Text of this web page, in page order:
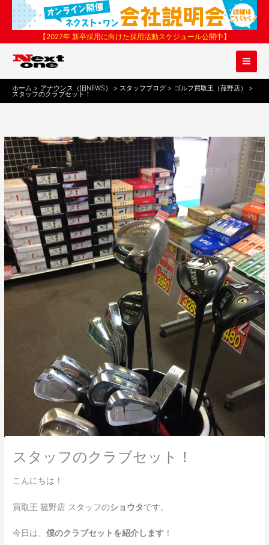
ス
【2027年 新卒採用に向けた採用活動スケジュール公開中】
ホーム アナウンス（旧NEWS） スタッフブログ ゴルフ買取王（菰野店）
スタッフのクラブセット！
スタッフのクラブセット！
こんにちは！
買取王 菰野店 スタッフのショウタです。
今日は、僕のクラブセットを紹介します ！